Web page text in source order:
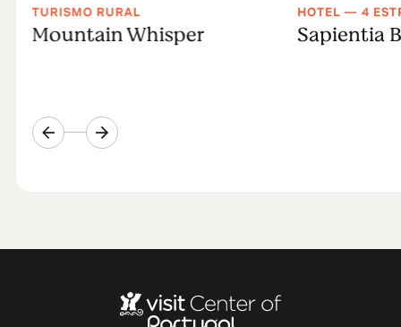
TURISMO RURAL
Mountain Whisper
HOTEL — 4
Sapientia